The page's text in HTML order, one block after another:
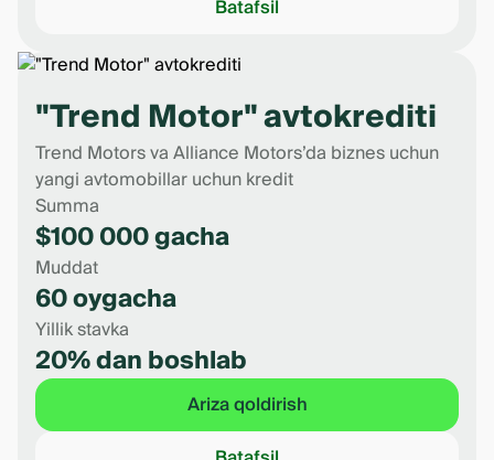
Batafsil
"Trend Motor" avtokrediti
Trend Motors va Alliance Motors’da biznes uchun
yangi avtomobillar uchun kredit
Summa
$100 000 gacha
Muddat
60 oygacha
Yillik stavka
20% dan boshlab
Ariza qoldirish